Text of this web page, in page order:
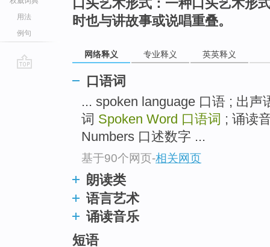
用法
例句
口头艺术形式：一种口头艺术形
时也与讲故事或说唱重叠。
网络释义 专业释义 英英释义
口语词
... spoken language 口语 ; 出
词 Spoken Word 口语词 ; 诵读
Numbers 口述数字 ...
基于90个网页-相关网页
朗读类
语言艺术
诵读音乐
短语